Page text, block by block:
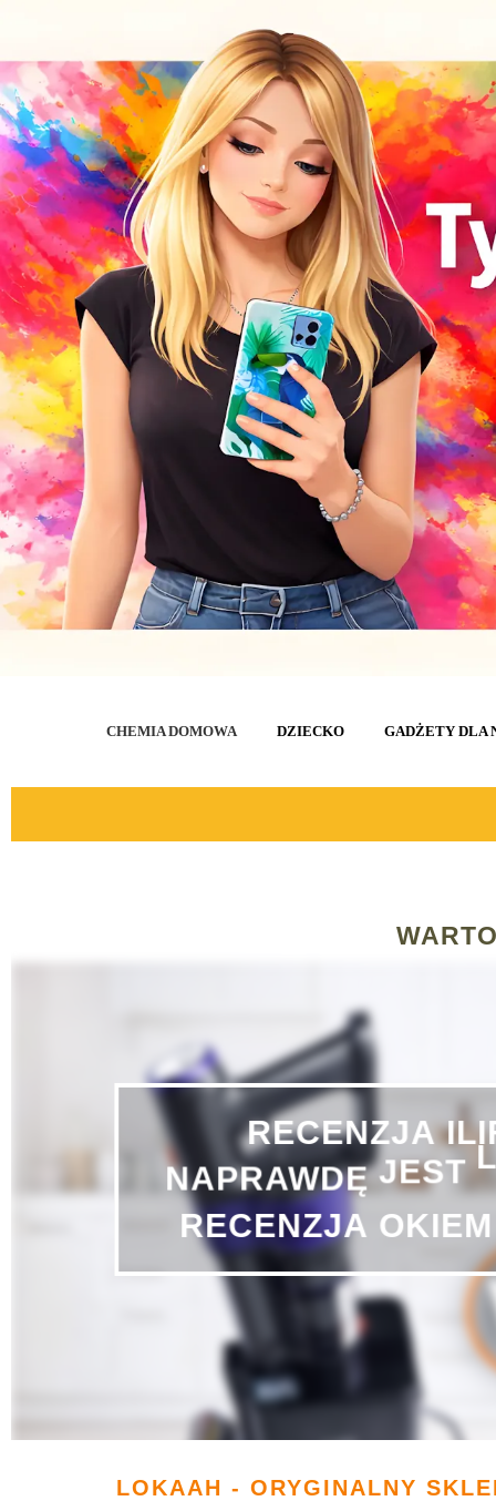
CHEMIA DOMOWA DZIECKO GADŻETY DLA
RECENZJA
NAPRAWDĘ JEST
RECENZJA OKIEM
LOKAAH - ORYGINALNY